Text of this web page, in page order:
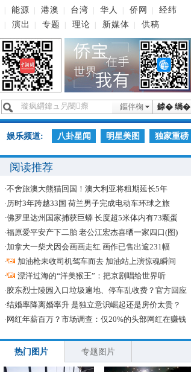
能源 港澳 台湾 华人 侨网
经纬
演出 专题 理论 新媒体 供稿
鎼� 绱�
鏂伴椈
娱乐频道: 八卦星闻 明星美图 独家重磅
阅读推荐
·不舍旅澳大熊猫回国！澳大利亚将租期延长5年
·历时3年跨越33国 荷兰男子完成电动车环球之旅
·佛罗里达州国家捕获巨蟒 长度超5米体内有73颗蛋
·福原爱平安产下二胎 老公江宏杰喜晒一家四口(图)
·加拿大一柴犬因会画画走红 画作已售出逾231幅
·
加油枪未收司机驾车而去 加油站上演惊魂瞬间
·
漂洋过海的“洋美猴王”：把京剧唱给世界听
·胶东烈士陵园入口垃圾遍地、停车乱收费？官方回应
·结婚率降离婚率升 是独立意识崛起还是房价太贵？
· 网红年薪百万？市场调查：仅20%的头部网红在赚钱
热门图片 专题图片